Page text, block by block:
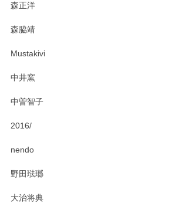
森正洋
森脇靖
Mustakivi
中井窯
中曽智子
2016/
nendo
野田琺瑯
大治将典